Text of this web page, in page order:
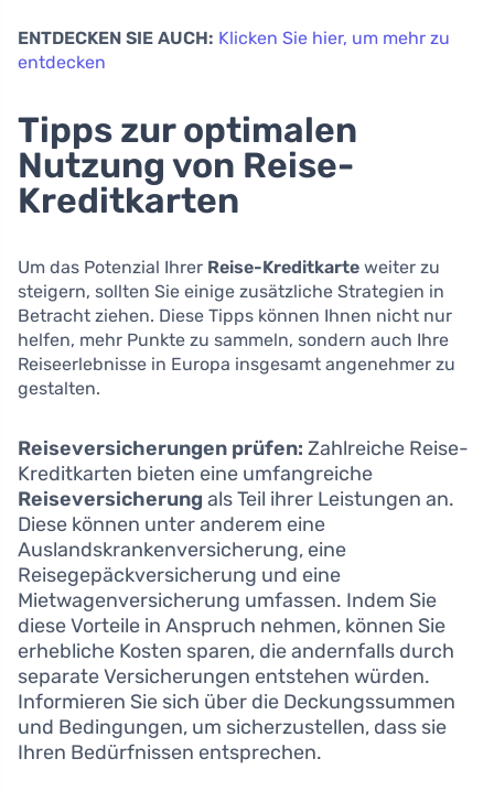
ENTDECKEN SIE AUCH: Klicken Sie hier, um mehr zu
entdecken
Tipps zur optimalen
Nutzung von Reise-
Kreditkarten
Um das Potenzial Ihrer Reise-Kreditkarte weiter zu
steigern, sollten Sie einige zusätzliche Strategien in
Betracht ziehen. Diese Tipps können Ihnen nicht nur
helfen, mehr Punkte zu sammeln, sondern auch Ihre
Reiseerlebnisse in Europa insgesamt angenehmer zu
gestalten.
Reiseversicherungen prüfen: Zahlreiche Reise-
Kreditkarten bieten eine umfangreiche
Reiseversicherung als Teil ihrer Leistungen an.
Diese können unter anderem eine
Auslandskrankenversicherung, eine
Reisegepäckversicherung und eine
Mietwagenversicherung umfassen. Indem Sie
diese Vorteile in Anspruch nehmen, können Sie
erhebliche Kosten sparen, die andernfalls durch
separate Versicherungen entstehen würden.
Informieren Sie sich über die Deckungssummen
und Bedingungen, um sicherzustellen, dass sie
Ihren Bedürfnissen entsprechen.